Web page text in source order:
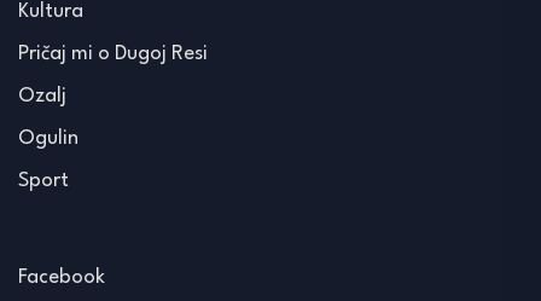
Kultura
Pričaj mi o Dugoj Resi
Ozalj
Ogulin
Sport
Facebook